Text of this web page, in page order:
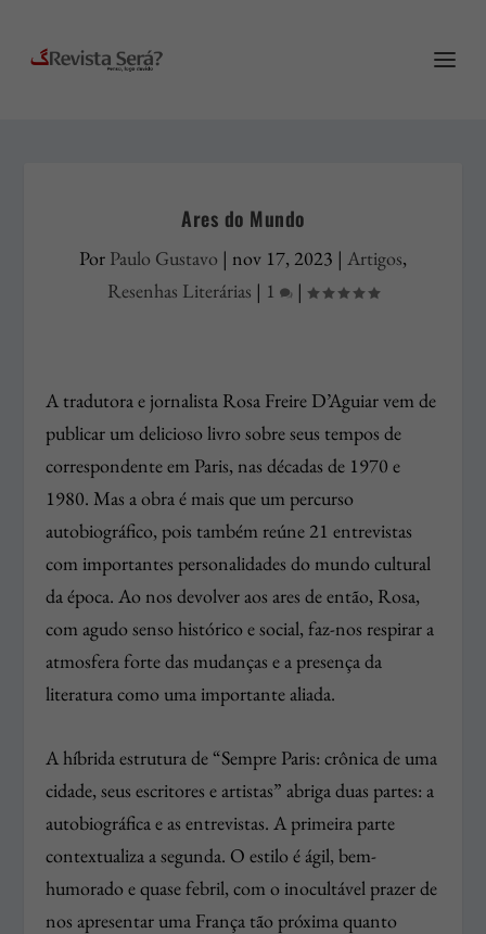
Ares do Mundo
Por Paulo Gustavo | nov 17, 2023 | Artigos,
Resenhas Literárias | 1 |
A tradutora e jornalista Rosa Freire D’Aguiar vem de
publicar um delicioso livro sobre seus tempos de
correspondente em Paris, nas décadas de 1970 e
1980. Mas a obra é mais que um percurso
autobiográfico, pois também reúne 21 entrevistas
com importantes personalidades do mundo cultural
da época. Ao nos devolver aos ares de então, Rosa,
com agudo senso histórico e social, faz-nos respirar a
atmosfera forte das mudanças e a presença da
literatura como uma importante aliada.
A híbrida estrutura de “Sempre Paris: crônica de uma
cidade, seus escritores e artistas” abriga duas partes: a
autobiográfica e as entrevistas. A primeira parte
contextualiza a segunda. O estilo é ágil, bem-
humorado e quase febril, com o inocultável prazer de
nos apresentar uma França tão próxima quanto